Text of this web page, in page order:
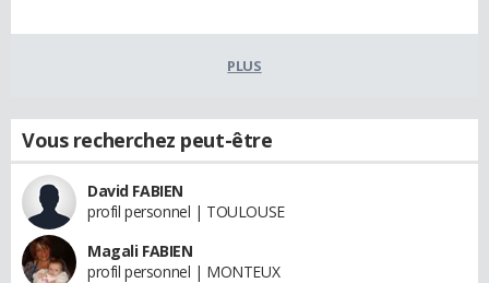
PLUS
Vous recherchez peut-être
David FABIEN
profil personnel | TOULOUSE
Magali FABIEN
profil personnel | MONTEUX